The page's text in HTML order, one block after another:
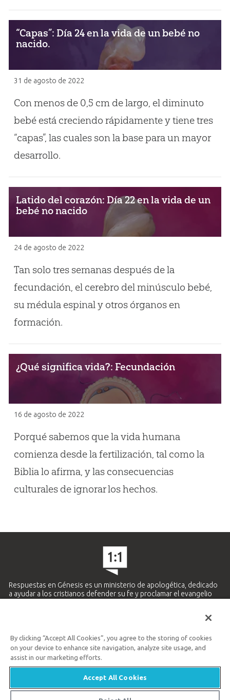
“Capas”: Día 24 en la vida de un bebé no
nacido.
31 de agosto de 2022
Con menos de 0,5 cm de largo, el diminuto
bebé está creciendo rápidamente y tiene tres
“capas”, las cuales son la base para un mayor
desarrollo.
Latido del corazón: Día 22 en la vida de un
bebé no nacido
24 de agosto de 2022
Tan solo tres semanas después de la
fecundación, el cerebro del minúsculo bebé,
su médula espinal y otros órganos en
formación.
¿Qué significa vida?: Fecundación
16 de agosto de 2022
Porqué sabemos que la vida humana
comienza desde la fertilización, tal como la
Biblia lo afirma, y las consecuencias
culturales de ignorar los hechos.
Respuestas en Génesis es un ministerio de apologética, dedicado
a ayudar a los cristianos defender su fe y proclamar el evangelio
Ministerio Hispano y Latinoamericano
Available Monday–Friday | 9 AM–5 PM ET
By clicking “Accept All Cookies”, you agree to the storing of cookies
on your device to enhance site navigation, analyze site usage, and
assist in our marketing efforts.
Accept All Cookies